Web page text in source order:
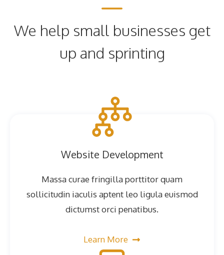
We help small businesses get
up and sprinting
Website Development
Massa curae fringilla porttitor quam
sollicitudin iaculis aptent leo ligula euismod
dictumst orci penatibus.
Learn More